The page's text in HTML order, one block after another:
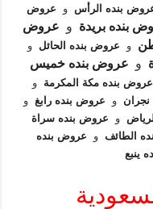
بنده الرأس و
عروض
بنده بريدة و
عروض
و عروض بنده الحائل
و
و عروض بنده خميس
عروض بنده مكة المكرمة
و
و عروض بنده رابغ
و
و
عروض بنده سراة
الطائف و
عروض بنده
ينبع